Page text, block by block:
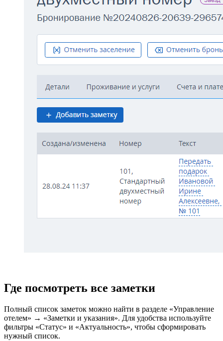
Где посмотреть все заметки
Полный список заметок можно найти в разделе «Управление
отелем» → «Заметки и указания». Для удобства используйте
фильтры «Статус» и «Актуальность», чтобы сформировать
нужный список.